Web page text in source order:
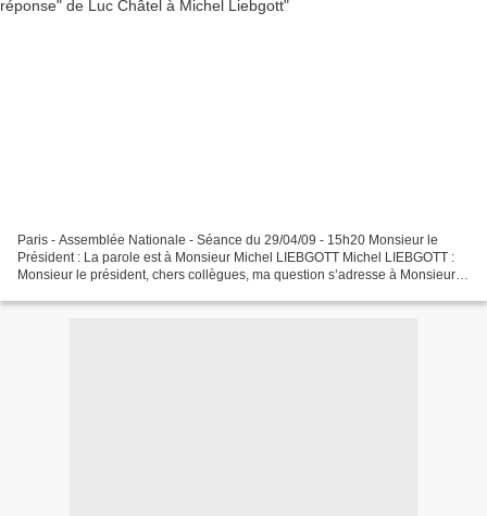
Paris - Assemblée Nationale - Séance du 29/04/09 - 15h20 Monsieur le
Président : La parole est à Monsieur Michel LIEBGOTT Michel LIEBGOTT :
Monsieur le président, chers collègues, ma question s’adresse à Monsieur le